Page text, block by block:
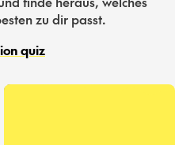
zu dir passt.
quiz